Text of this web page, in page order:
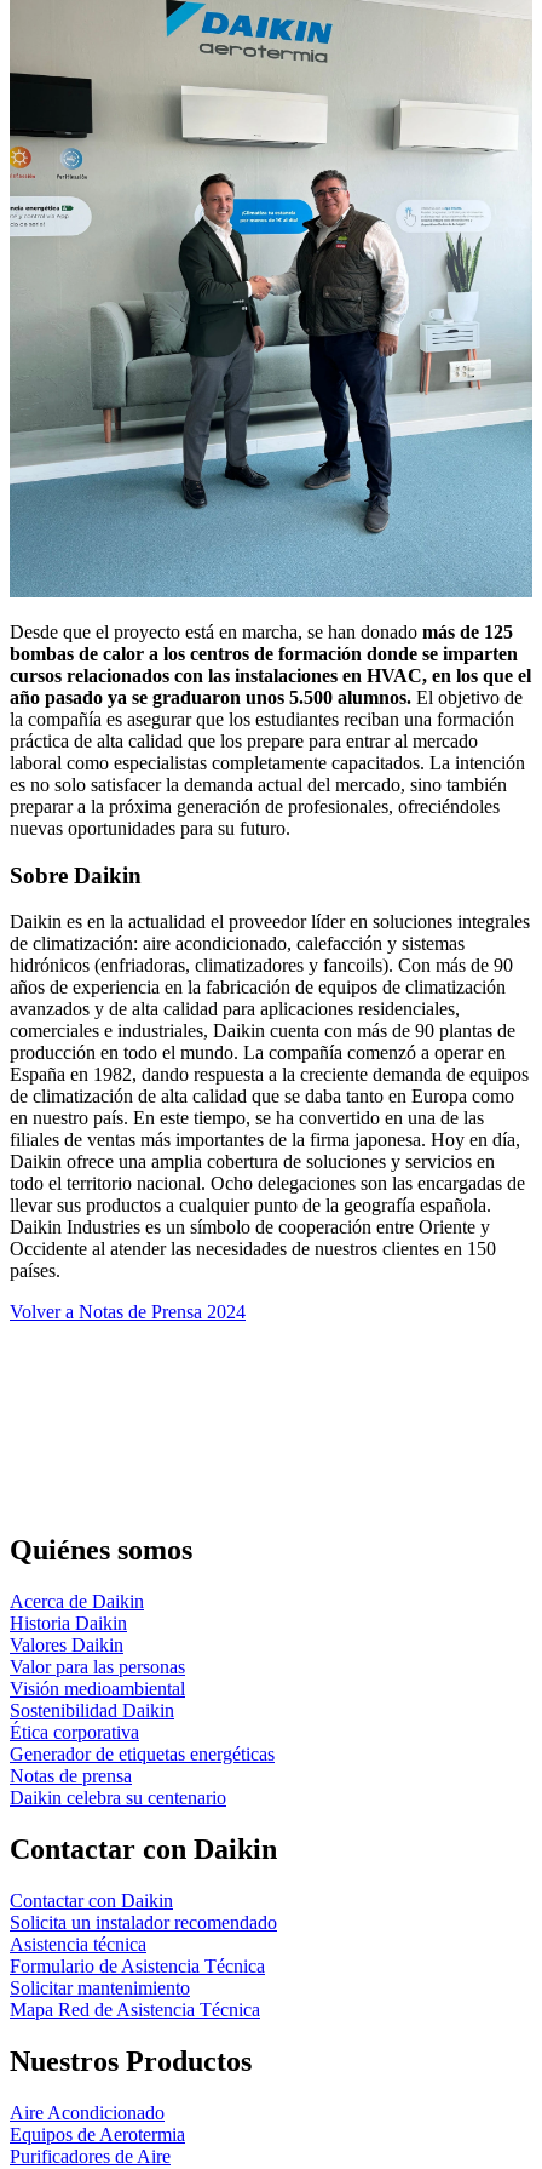
Desde que el proyecto está en marcha, se han donado más de 125
bombas de calor a los centros de formación donde se imparten
cursos relacionados con las instalaciones en HVAC, en los que el
año pasado ya se graduaron unos 5.500 alumnos. El objetivo de
la compañía es asegurar que los estudiantes reciban una formación
práctica de alta calidad que los prepare para entrar al mercado
laboral como especialistas completamente capacitados. La intención
es no solo satisfacer la demanda actual del mercado, sino también
preparar a la próxima generación de profesionales, ofreciéndoles
nuevas oportunidades para su futuro.
Sobre Daikin
Daikin es en la actualidad el proveedor líder en soluciones integrales
de climatización: aire acondicionado, calefacción y sistemas
hidrónicos (enfriadoras, climatizadores y fancoils). Con más de 90
años de experiencia en la fabricación de equipos de climatización
avanzados y de alta calidad para aplicaciones residenciales,
comerciales e industriales, Daikin cuenta con más de 90 plantas de
producción en todo el mundo. La compañía comenzó a operar en
España en 1982, dando respuesta a la creciente demanda de equipos
de climatización de alta calidad que se daba tanto en Europa como
en nuestro país. En este tiempo, se ha convertido en una de las
filiales de ventas más importantes de la firma japonesa. Hoy en día,
Daikin ofrece una amplia cobertura de soluciones y servicios en
todo el territorio nacional. Ocho delegaciones son las encargadas de
llevar sus productos a cualquier punto de la geografía española.
Daikin Industries es un símbolo de cooperación entre Oriente y
Occidente al atender las necesidades de nuestros clientes en 150
países.
Volver a Notas de Prensa 2024
Quiénes somos
Acerca de Daikin
Historia Daikin
Valores Daikin
Valor para las personas
Visión medioambiental
Sostenibilidad Daikin
Ética corporativa
Generador de etiquetas energéticas
Notas de prensa
Daikin celebra su centenario
Contactar con Daikin
Contactar con Daikin
Solicita un instalador recomendado
Asistencia técnica
Formulario de Asistencia Técnica
Solicitar mantenimiento
Mapa Red de Asistencia Técnica
Nuestros Productos
Aire Acondicionado
Equipos de Aerotermia
Purificadores de Aire